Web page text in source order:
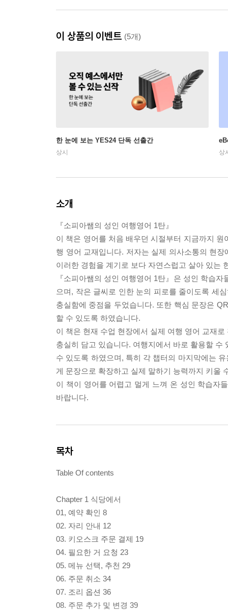
이 상품의 이벤트 (5개)
한 눈에 보는 YES24 단독 선출간
상시 상
소개
『소피아쌤의 성인 여행영어 1탄』
이 책은 영어를 처음 배우던 시절부터 지금까지
행 영어 교재입니다. 저자는 실제 의사소통의 현
이러한 경험을 계기로 보다 자연스럽고 살아 있는
『소피아쌤의 성인 여행영어 1탄』은 성인 학습
으며, 작은 글씨로 인한 눈의 피로를 줄이도록 세
충실함에 중점을 두었습니다. 또한 핵심 문장은
할 수 있도록 하였습니다.
이 책은 현재 수업 현장에서 실제 여행 영어 교재
충실히 담고 있습니다. 여행지에서 바로 활용할
수 있도록 하였으며, 특히 각 챕터의 마지막에는
게 문장으로 확장하고 실제 말하기 능력까지 키울
이 책이 영어를 어렵고 멀게 느껴 온 성인 학습자
바랍니다.
목차
Table Of contents
Chapter 1 식당에서
01, 예약 확인 8
02. 자리 안내 12
03. 키오스크 주문 결제 19
04. 필요한 거 요청 23
05. 메뉴 선택, 추천 29
06. 주문 취소 34
07. 조리 옵션 36
08. 주문 추가 및 변경 39